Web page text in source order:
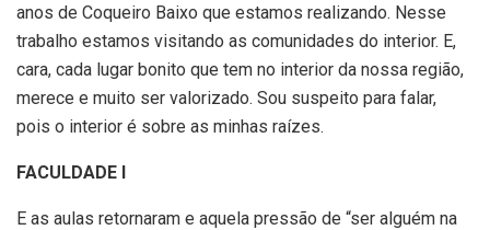
anos de Coqueiro Baixo que estamos realizando. Nesse
trabalho estamos visitando as comunidades do interior. E,
cara, cada lugar bonito que tem no interior da nossa região,
merece e muito ser valorizado. Sou suspeito para falar,
pois o interior é sobre as minhas raízes.
FACULDADE I
E as aulas retornaram e aquela pressão de “ser alguém na